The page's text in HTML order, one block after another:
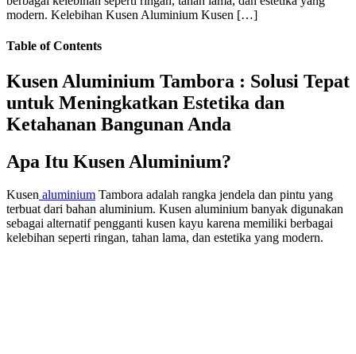
modern. Kelebihan Kusen Aluminium Kusen […]
Table of Contents
Kusen Aluminium Tambora : Solusi Tepat
untuk Meningkatkan Estetika dan
Ketahanan Bangunan Anda
Apa Itu Kusen Aluminium?
Kusen aluminium Tambora adalah rangka jendela dan pintu yang
terbuat dari bahan aluminium. Kusen aluminium banyak digunakan
sebagai alternatif pengganti kusen kayu karena memiliki berbagai
kelebihan seperti ringan, tahan lama, dan estetika yang modern.